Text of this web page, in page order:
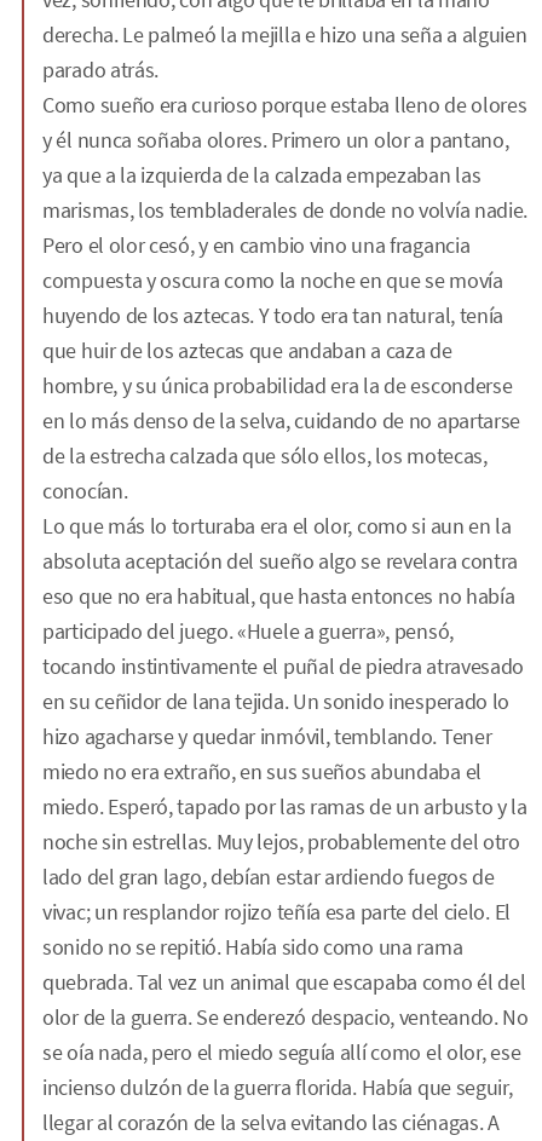
derecha. Le palmeó la mejilla e hizo una seña a alguien
parado atrás.
Como sueño era curioso porque estaba lleno de olores
y él nunca soñaba olores. Primero un olor a pantano,
ya que a la izquierda de la calzada empezaban las
marismas, los tembladerales de donde no volvía nadie.
Pero el olor cesó, y en cambio vino una fragancia
compuesta y oscura como la noche en que se movía
huyendo de los aztecas. Y todo era tan natural, tenía
que huir de los aztecas que andaban a caza de
hombre, y su única probabilidad era la de esconderse
en lo más denso de la selva, cuidando de no apartarse
de la estrecha calzada que sólo ellos, los motecas,
conocían.
Lo que más lo torturaba era el olor, como si aun en la
absoluta aceptación del sueño algo se revelara contra
eso que no era habitual, que hasta entonces no había
participado del juego. «Huele a guerra», pensó,
tocando instintivamente el puñal de piedra atravesado
en su ceñidor de lana tejida. Un sonido inesperado lo
hizo agacharse y quedar inmóvil, temblando. Tener
miedo no era extraño, en sus sueños abundaba el
miedo. Esperó, tapado por las ramas de un arbusto y la
noche sin estrellas. Muy lejos, probablemente del otro
lado del gran lago, debían estar ardiendo fuegos de
vivac; un resplandor rojizo teñía esa parte del cielo. El
sonido no se repitió. Había sido como una rama
quebrada. Tal vez un animal que escapaba como él del
olor de la guerra. Se enderezó despacio, venteando. No
se oía nada, pero el miedo seguía allí como el olor, ese
incienso dulzón de la guerra florida. Había que seguir,
llegar al corazón de la selva evitando las ciénagas. A